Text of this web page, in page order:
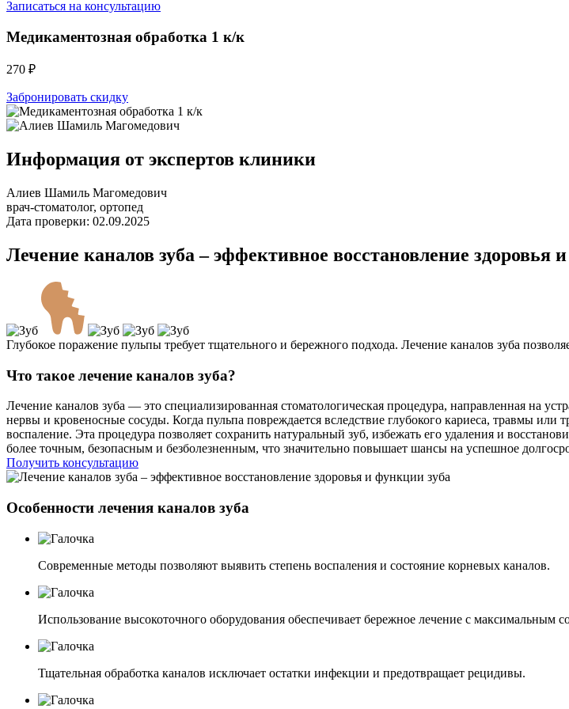
Записаться на консультацию
Медикаментозная обработка 1 к/к
270 ₽
Забронировать скидку
Информация от экспертов клиники
Алиев Шамиль Магомедович
врач-стоматолог, ортопед
Дата проверки: 02.09.2025
Лечение каналов зуба – эффективное восстановление здоровья
Глубокое поражение пульпы требует тщательного и бережного подхода. Лечение каналов зуба
Что такое лечение каналов зуба?
Лечение каналов зуба — это специализированная стоматологическая процедура, направленная на
нервы и кровеносные сосуды. Когда пульпа повреждается вследствие глубокого кариеса, травмы
воспаление. Эта процедура позволяет сохранить натуральный зуб, избежать его удаления и
более точным, безопасным и безболезненным, что значительно повышает шансы на успешное
Получить консультацию
Особенности лечения каналов зуба
Современные методы позволяют выявить степень воспаления и состояние корневых каналов.
Использование высокоточного оборудования обеспечивает бережное лечение с максимальным
Тщательная обработка каналов исключает остатки инфекции и предотвращает рецидивы.